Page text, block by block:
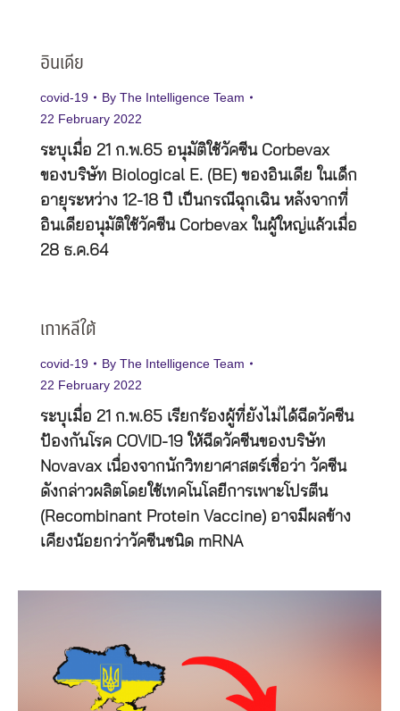
อินเดีย
covid-19 By The Intelligence Team
22 February 2022
ระบุเมื่อ 21 ก.พ.65 อนุมัติใช้วัคซีน Corbevax
ของบริษัท Biological E. (BE) ของอินเดีย ในเด็ก
อายุระหว่าง 12-18 ปี เป็นกรณีฉุกเฉิน หลังจากที่
อินเดียอนุมัติใช้วัคซีน Corbevax ในผู้ใหญ่แล้วเมื่อ
28 ธ.ค.64
เกาหลีใต้
covid-19 By The Intelligence Team
22 February 2022
ระบุเมื่อ 21 ก.พ.65 เรียกร้องผู้ที่ยังไม่ได้ฉีดวัคซีน
ป้องกันโรค COVID-19 ให้ฉีดวัคซีนของบริษัท
Novavax เนื่องจากนักวิทยาศาสตร์เชื่อว่า วัคซีน
ดังกล่าวผลิตโดยใช้เทคโนโลยีการเพาะโปรตีน
(Recombinant Protein Vaccine) อาจมีผลข้าง
เคียงน้อยกว่าวัคซีนชนิด mRNA